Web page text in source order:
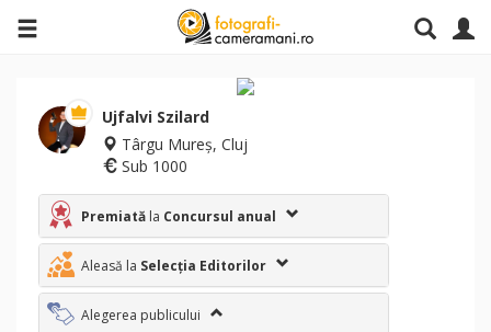
Ujfalvi Szilard
Târgu Mureș, Cluj
Sub 1000
Premiată la Concursul anual
Aleasă la Selecția Editorilor
Alegerea publicului